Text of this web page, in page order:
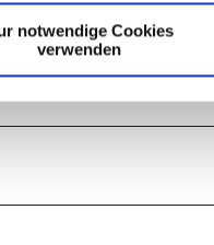
notwendige Cookies
verwenden